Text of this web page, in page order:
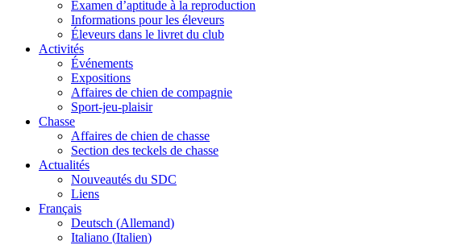
Examen d’aptitude à la reproduction
Informations pour les éleveurs
Éleveurs dans le livret du club
Activités
Événements
Expositions
Affaires de chien de compagnie
Sport-jeu-plaisir
Chasse
Affaires de chien de chasse
Section des teckels de chasse
Actualités
Nouveautés du SDC
Liens
Français
Deutsch (Allemand)
Italiano (Italien)